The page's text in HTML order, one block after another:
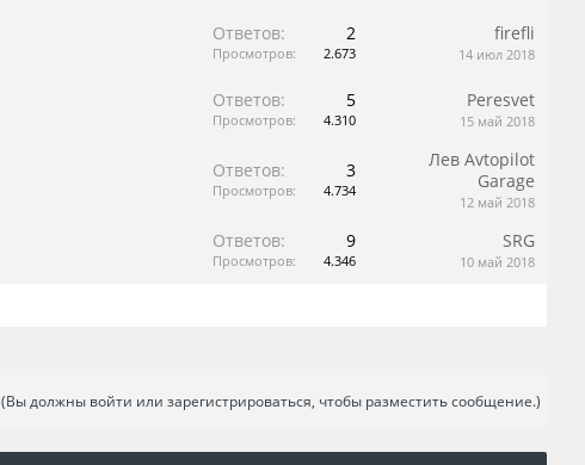
Ответов: 2
Просмотров: 2.673
firefli
14 июл 2018
Ответов: 5
Просмотров: 4.310
Peresvet
15 май 2018
Ответов: 3
Просмотров: 4.734
Лев Avtopilot
Garage
12 май 2018
Ответов: 9
Просмотров: 4.346
SRG
10 май 2018
(Вы должны войти или зарегистрироваться, чтобы разместить сообщение.)